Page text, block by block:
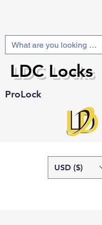
ProLock
LDC Locks
USD ($)